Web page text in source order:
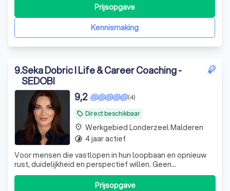
Kennismaking
Prijsopgave
9.Seka Dobric I Life & Career Coaching -
SEDOBI
local_offer Direct beschikbaar
(4)
9,2
Voor mensen die vastlopen in hun loopbaan en opnieuw
rust, duidelijkheid en perspectief willen. Geen
standaardtrajecten, maar coaching op maat,
resultaatgericht en met respect voor jouw tempo.
Prijsopgave
place Werkgebied Londerzeel Malderen
timelapse 4 jaar actief